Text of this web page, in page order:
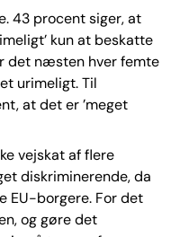
43 procent siger, at
kun at beskatte
det næsten hver femte
urimeligt. Til
at det er ’meget
vejskat af flere
diskriminerende, da
EU-borgere. For det
og gøre det